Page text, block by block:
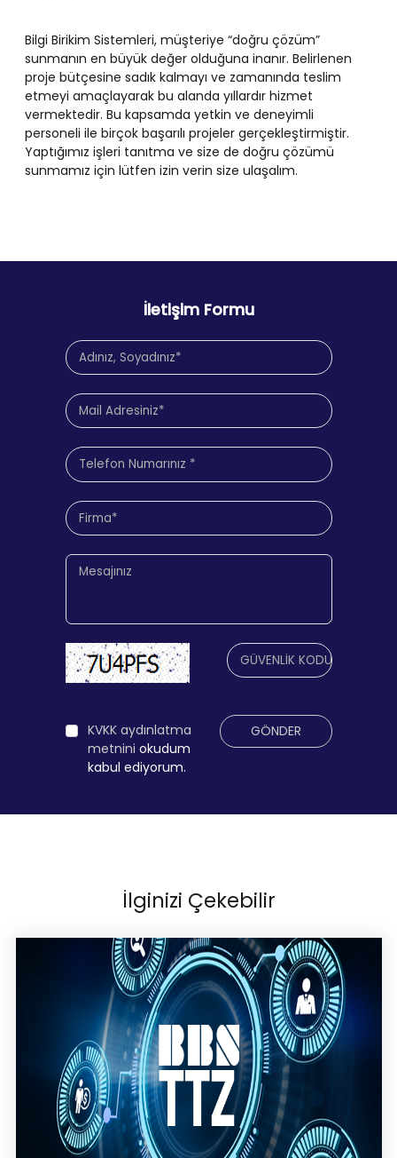
Bilgi Birikim Sistemleri, müşteriye “doğru çözüm”
sunmanın en büyük değer olduğuna inanır. Belirlenen
proje bütçesine sadık kalmayı ve zamanında teslim
etmeyi amaçlayarak bu alanda yıllardır hizmet
vermektedir. Bu kapsamda yetkin ve deneyimli
personeli ile birçok başarılı projeler gerçekleştirmiştir.
Yaptığımız işleri tanıtma ve size de doğru çözümü
sunmamız için lütfen izin verin size ulaşalım.
İletişim Formu
KVKK aydınlatma
metnini okudum
kabul ediyorum.
GÖNDER
İlginizi Çekebilir